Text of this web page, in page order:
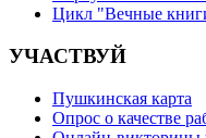
Цикл "Вечные
УЧАСТВУЙ
Пушкинская карта
Опрос о качестве